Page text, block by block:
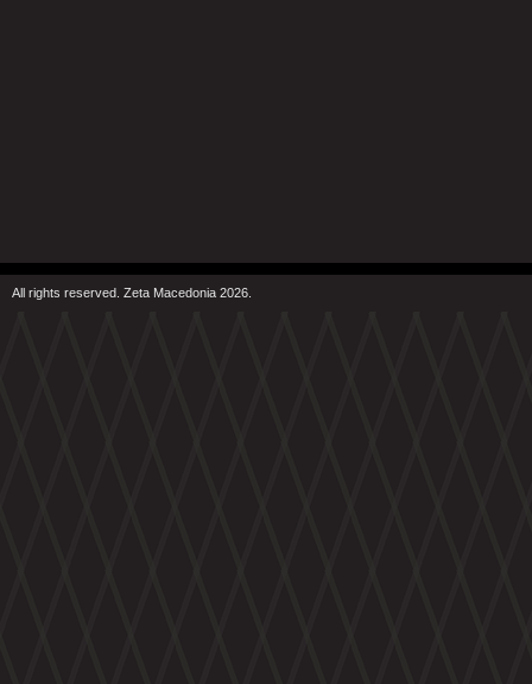
All rights reserved. Zeta Macedonia 2026.